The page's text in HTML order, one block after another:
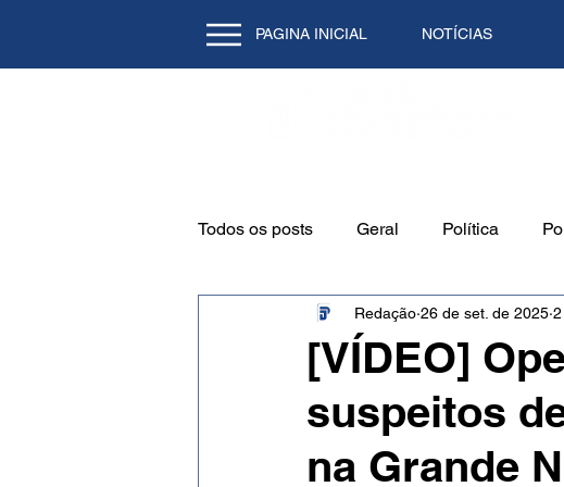
PAGINA INICIAL NOTÍCIAS
Todos os posts Geral Política
Cidade Meio
Natal/RN Tecnologia Tempo
[VÍDEO]
suspeitos
na Grande
Redação 26 de set. de 2025